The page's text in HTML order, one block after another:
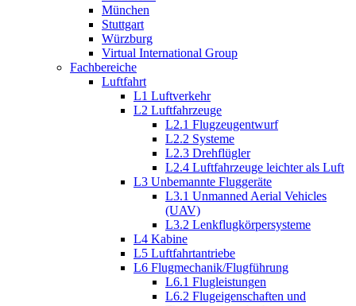
München
Stuttgart
Würzburg
Virtual International Group
Fachbereiche
Luftfahrt
L1 Luftverkehr
L2 Luftfahrzeuge
L2.1 Flugzeugentwurf
L2.2 Systeme
L2.3 Drehflügler
L2.4 Luftfahrzeuge leichter als Luft
L3 Unbemannte Fluggeräte
L3.1 Unmanned Aerial Vehicles
(UAV)
L3.2 Lenkflugkörpersysteme
L4 Kabine
L5 Luftfahrtantriebe
L6 Flugmechanik/Flugführung
L6.1 Flugleistungen
L6.2 Flugeigenschaften und